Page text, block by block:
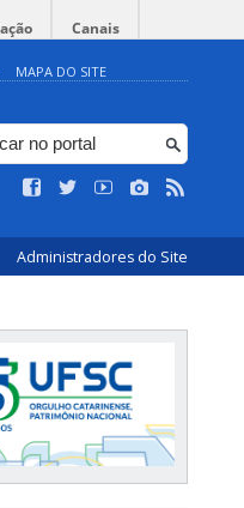
Canais
MAPA DO SITE
Administradores do Site